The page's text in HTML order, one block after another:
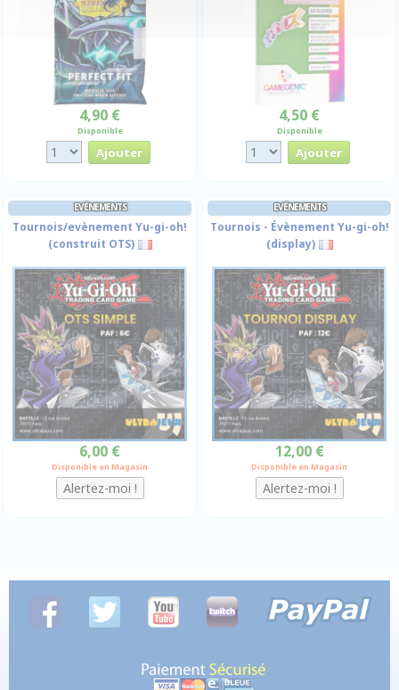
4,90 €
Disponible
4,50 €
Disponible
EVÉNEMENTS
Tournois/evènement Yu-gi-oh!
(construit OTS)
6,00 €
Disponible en Magasin
EVÉNEMENTS
Tournois - Évènement Yu-gi-oh!
(display)
12,00 €
Disponible en Magasin